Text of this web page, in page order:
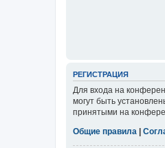
РЕГИСТРАЦИЯ
Для входа на
могут быть
принятыми на
Общие правила